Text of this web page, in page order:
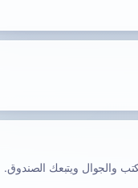
والجوال ويتبعك الصندوق.